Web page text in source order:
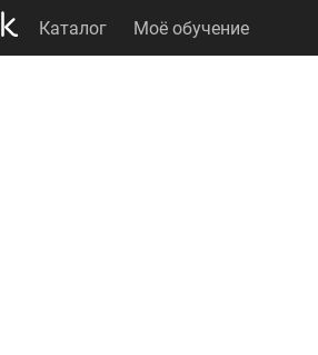
Каталог Моё обучение